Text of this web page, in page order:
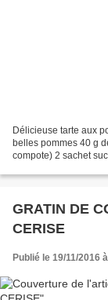
Délicieuse tarte aux
belles pommes 40 g
compote) 2 sachet
GRATIN DE
CERISE
Publié le 19/11/2016